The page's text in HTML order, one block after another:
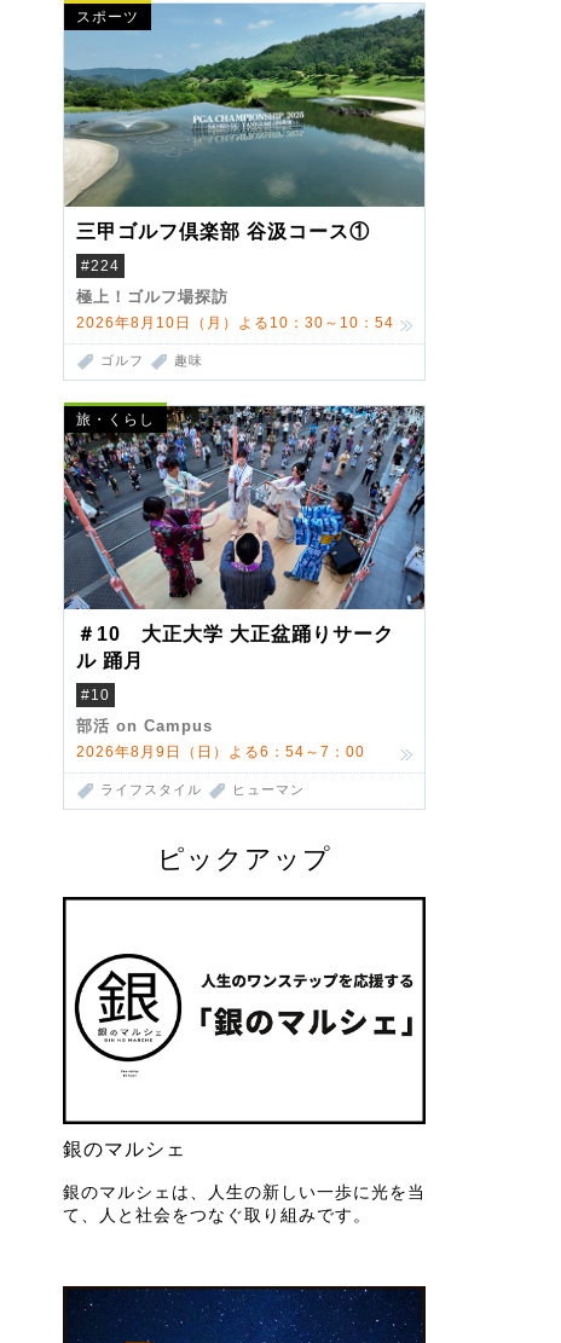
スポーツ
三甲ゴルフ倶楽部 谷汲コース①
#224
極上！ゴルフ場探訪
2026年8月10日（月）よる10：30～10：54
ゴルフ 趣味
旅・くらし
＃10 大正大学 大正盆踊りサーク
ル 踊月
#10
部活 on Campus
2026年8月9日（日）よる6：54～7：00
ライフスタイル ヒューマン
ピックアップ
銀のマルシェ
銀のマルシェは、人生の新しい一歩に光を当
て、人と社会をつなぐ取り組みです。